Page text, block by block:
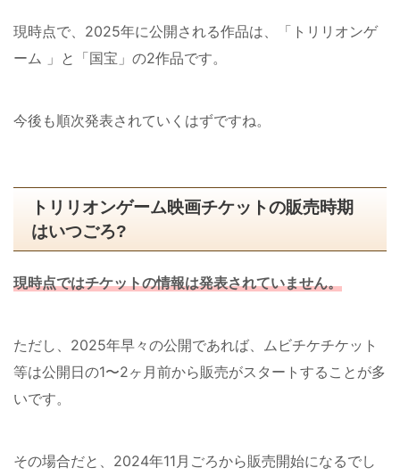
現時点で、2025年に公開される作品は、「トリリオンゲ
ーム 」と「国宝」の2作品です。
今後も順次発表されていくはずですね。
トリリオンゲーム映画チケットの販売時期
はいつごろ?
現時点ではチケットの情報は発表されていません。
ただし、2025年早々の公開であれば、ムビチケチケット
等は公開日の1〜2ヶ月前から販売がスタートすることが多
いです。
その場合だと、2024年11月ごろから販売開始になるでし